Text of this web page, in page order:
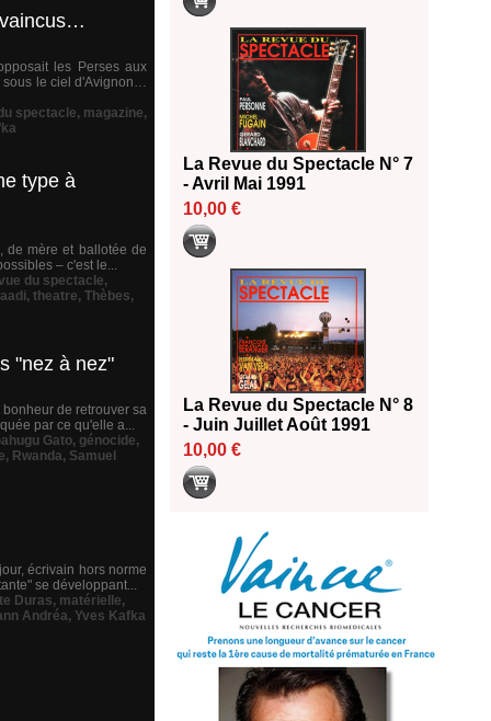
les Perses aux
sous le ciel d'Avignon…
spectacle, magazine,
type à
de mère et ballotée de
– c'est le...
du spectacle,
, theatre, Thèbes,
"nez à nez"
de retrouver sa
par ce qu'elle a...
Gato, génocide,
, Rwanda, Samuel
écrivain hors norme
se développant...
Duras, matérielle,
Andréa, Yves Kafka
La Revue du Spectacle N° 7
- Avril Mai 1991
10,00 €
La Revue du Spectacle N° 8
- Juin Juillet Août 1991
10,00 €